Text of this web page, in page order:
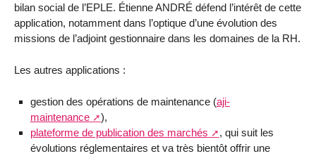
bilan social de l’EPLE. Étienne ANDRÉ défend l’intérêt de cette
application, notamment dans l’optique d’une évolution des
missions de l’adjoint gestionnaire dans les domaines de la RH.
Les autres applications :
gestion des opérations de maintenance (aji-
maintenance
),
plateforme de publication des marchés
, qui suit les
évolutions réglementaires et va très bientôt offrir une